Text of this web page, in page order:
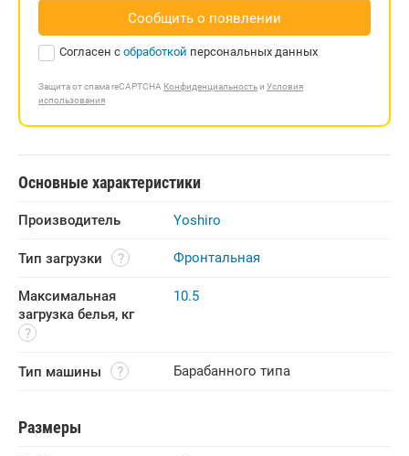
Сообщить о появлении
Согласен с обработкой персональных данных
Защита от спама reCAPTCHA Конфиденциальностьи Условия
использования
Основные характеристики
Производитель Yoshiro
Тип загрузки Фронтальная
Максимальная
загрузка белья, кг
10.5
Тип машины Барабанного типа
Размеры